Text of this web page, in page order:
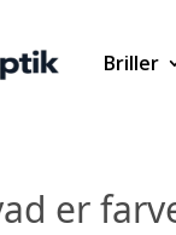
Briller
er